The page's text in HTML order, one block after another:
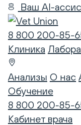
Ваш AI-
8 800 200-85-
Клиника
Анализы О нас
Обучение
8 800 200-85-
Кабинет врача